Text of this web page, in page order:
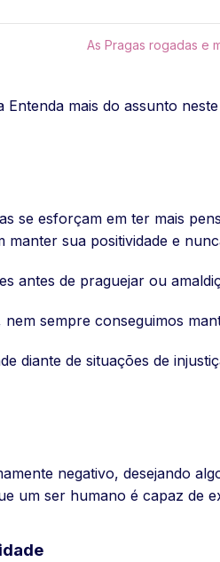
As Pragas rogadas e
mais do assunto
se esforçam em ter mais
sua positividade e
antes de praguejar ou
sempre conseguimos
diante de situações de
negativo, desejando
um ser humano é capaz de